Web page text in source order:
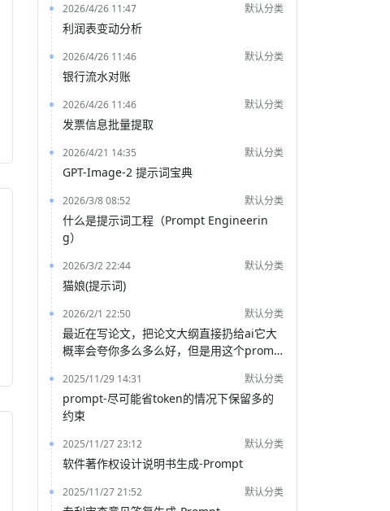
2026/4/26 11:47 默认分类
利润表变动分析
2026/4/26 11:46 默认分类
银行流水对账
2026/4/26 11:46 默认分类
发票信息批量提取
2026/4/21 14:35 默认分类
GPT-Image-2 提示词宝典
2026/3/8 08:52 默认分类
什么是提示词工程（Prompt Engineerin
g）
2026/3/2 22:44 默认分类
猫娘(提示词)
2026/2/1 22:50 默认分类
最近在写论文，把论文大纲直接扔给ai它大
概率会夸你多么多么好，但是用这个promp
2025/11/29 14:31 默认分类
prompt-尽可能省token的情况下保留多的
约束
2025/11/27 23:12 默认分类
软件著作权设计说明书生成-Prompt
2025/11/27 21:52 默认分类